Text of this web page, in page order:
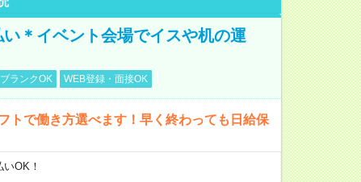
＊イベント会場でイスや机の運
ブランクOK WEB登録・面接OK
トで働き方選べます！早く終わっても日給保
OK！